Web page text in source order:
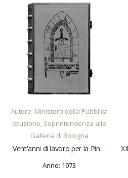
AGGIUNGI AL CARRELLO
Autore: Ministero della Pubblica
Istuzione, Soprintendenza alle
Galleria di Bologna
Vent'anni di lavoro per la Pinacoteca Nazionale di Bologna introduzione di C. Gnudi
Anno: 1973